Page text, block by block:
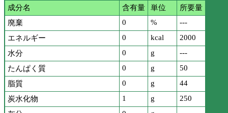
成分名 含有量 単位
所要量
廃棄
0 %
---
エネルギー
0 kcal
2000
水分
0 g
---
たんぱく質
0 g
50
脂質
0 g
44
炭水化物
1 g
250